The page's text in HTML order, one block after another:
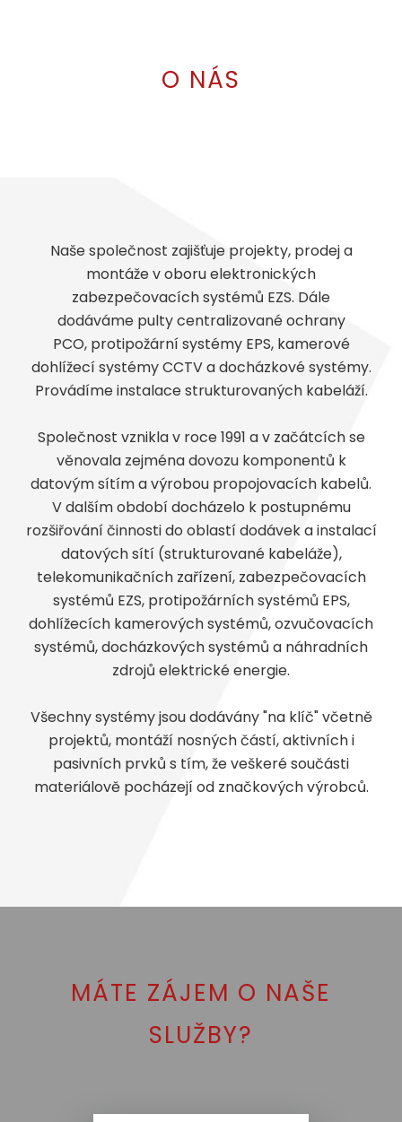
O NÁS
Naše společnost zajišťuje projekty, prodej a
montáže v oboru elektronických
zabezpečovacích systémů EZS. Dále
dodáváme pulty centralizované ochrany
PCO, protipožární systémy EPS, kamerové
dohlížecí systémy CCTV a docházkové systémy.
Provádíme instalace strukturovaných kabeláží.
Společnost vznikla v roce 1991 a v začátcích se
věnovala zejména dovozu komponentů k
datovým sítím a výrobou propojovacích kabelů.
V dalším období docházelo k postupnému
rozšiřování činnosti do oblastí dodávek a instalací
datových sítí (strukturované kabeláže),
telekomunikačních zařízení, zabezpečovacích
systémů EZS, protipožárních systémů EPS,
dohlížecích kamerových systémů, ozvučovacích
systémů, docházkových systémů a náhradních
zdrojů elektrické energie.
Všechny systémy jsou dodávány "na klíč" včetně
projektů, montáží nosných částí, aktivních i
pasivních prvků s tím, že veškeré součásti
materiálově pocházejí od značkových výrobců.
MÁTE ZÁJEM O NAŠE
SLUŽBY?